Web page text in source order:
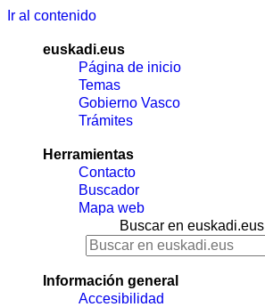
Ir al contenido
euskadi.eus
Página de inicio
Temas
Gobierno Vasco
Trámites
Herramientas
Contacto
Buscador
Mapa web
Buscar en euskadi.eus
Información general
Accesibilidad